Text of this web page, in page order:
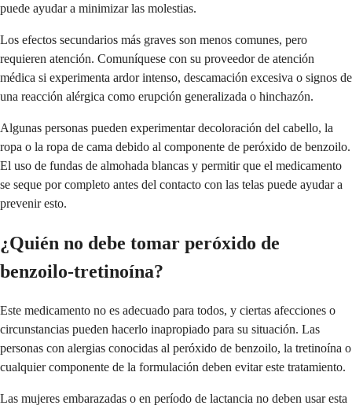
puede ayudar a minimizar las molestias.
Los efectos secundarios más graves son menos comunes, pero
requieren atención. Comuníquese con su proveedor de atención
médica si experimenta ardor intenso, descamación excesiva o signos de
una reacción alérgica como erupción generalizada o hinchazón.
Algunas personas pueden experimentar decoloración del cabello, la
ropa o la ropa de cama debido al componente de peróxido de benzoilo.
El uso de fundas de almohada blancas y permitir que el medicamento
se seque por completo antes del contacto con las telas puede ayudar a
prevenir esto.
¿Quién no debe tomar peróxido de
benzoilo-tretinoína?
Este medicamento no es adecuado para todos, y ciertas afecciones o
circunstancias pueden hacerlo inapropiado para su situación. Las
personas con alergias conocidas al peróxido de benzoilo, la tretinoína o
cualquier componente de la formulación deben evitar este tratamiento.
Las mujeres embarazadas o en período de lactancia no deben usar esta